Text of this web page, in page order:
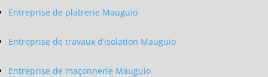
Entreprise de platrerie Mauguio
Entreprise de travaux d’isolation Mauguio
Entreprise de maçonnerie Mauguio